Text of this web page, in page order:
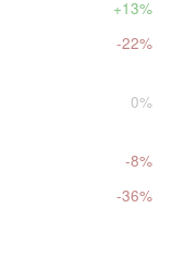
+13%
-22%
0%
-8%
-36%